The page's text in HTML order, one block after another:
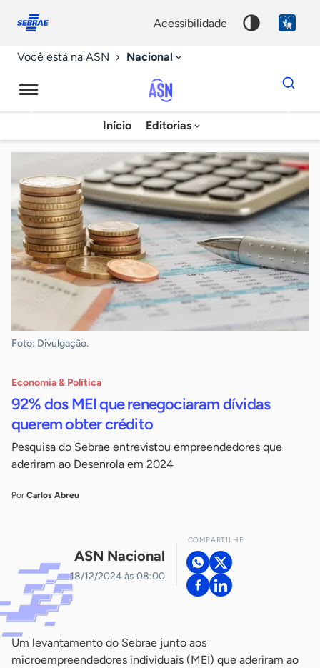
conosco
acessibilidade
Você está na ASN Nacional
Agência
Sebrae
de
Notícias
Início Editorias
Dados
para
chave
Foto: Divulgação.
Economia & Política
92% dos MEI que renegociaram dívidas
querem obter crédito
Pesquisa do Sebrae entrevistou empreendedores que
aderiram ao Desenrola em 2024
Por Carlos Abreu
ASN Nacional
18/12/2024 às 08:00
COMPARTILHE
Um levantamento do Sebrae junto aos
microempreendedores individuais (MEI) que aderiram ao